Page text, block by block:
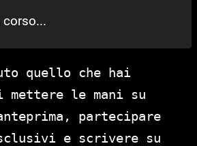
corso...
quello che hai
mettere le mani su
partecipare
e scrivere su